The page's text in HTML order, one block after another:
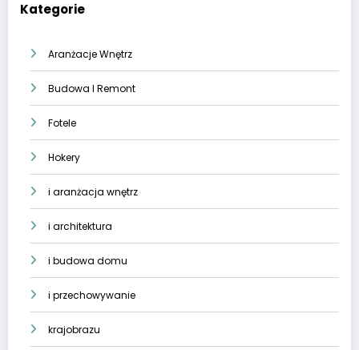
Kategorie
Aranżacje Wnętrz
Budowa I Remont
Fotele
Hokery
i aranżacja wnętrz
i architektura
i budowa domu
i przechowywanie
krajobrazu